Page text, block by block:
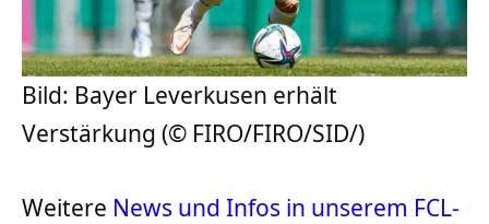
Bild: Bayer Leverkusen erhält
Verstärkung (© FIRO/FIRO/SID/)
Weitere News und Infos in unserem FCL-